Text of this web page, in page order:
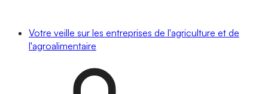
Votre veille sur les entreprises de l'agriculture et de
l'agroalimentaire